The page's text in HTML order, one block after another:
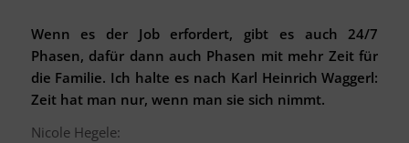
Wenn es der Job erfordert, gibt es auch 24/7
Phasen, dafür dann auch Phasen mit mehr Zeit für
die Familie. Ich halte es nach Karl Heinrich Waggerl:
Zeit hat man nur, wenn man sie sich nimmt.
Nicole Hegele: